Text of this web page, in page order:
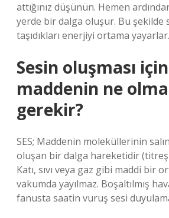
attığınız düşünün. Hemen
yerde bir dalga oluşur. Bu şekilde
taşıdıkları enerjiyi ortama yayarlar.
Sesin oluşması için
maddenin ne
gerekir?
SES; Maddenin moleküllerinin
oluşan bir dalga hareketidir
Katı, sıvı veya gaz gibi maddi bir
vakumda yayılmaz. Boşaltılmış
fanusta saatin vuruş sesi